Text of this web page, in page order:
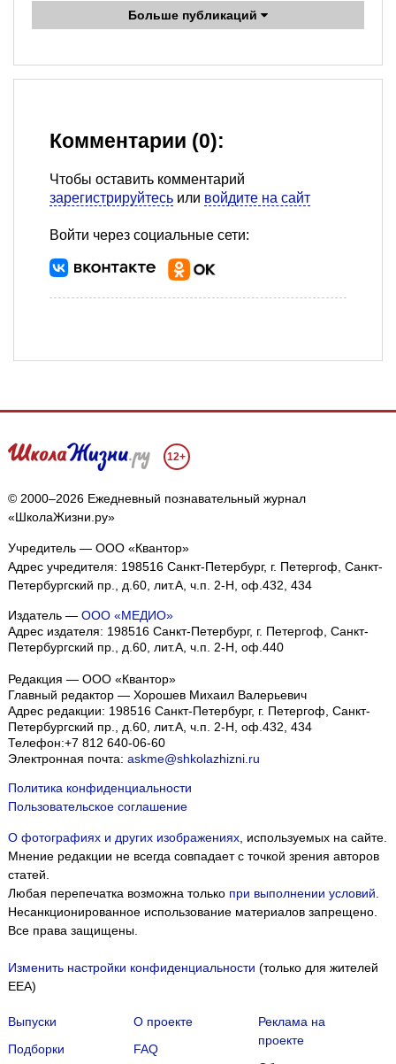
Больше публикаций
Комментарии (0):
Чтобы оставить комментарий
зарегистрируйтесь или войдите на сайт
Войти через социальные сети:
12+
© 2000–2026 Ежедневный познавательный журнал
«ШколаЖизни.ру»
Учредитель — ООО «Квантор»
Адрес учредителя: 198516 Санкт-Петербург, г. Петергоф, Санкт-
Петербургский пр., д.60, лит.А, ч.п. 2-Н, оф.432, 434
Издатель — ООО «МЕДИО»
Адрес издателя: 198516 Санкт-Петербург, г. Петергоф, Санкт-
Петербургский пр., д.60, лит.А, ч.п. 2-Н, оф.440
Редакция — ООО «Квантор»
Главный редактор — Хорошев Михаил Валерьевич
Адрес редакции: 198516 Санкт-Петербург, г. Петергоф, Санкт-
Петербургский пр., д.60, лит.А, ч.п. 2-Н, оф.432, 434
Телефон:+7 812 640-06-60
Электронная почта: askme@shkolazhizni.ru
Политика конфиденциальности
Пользовательское соглашение
О фотографиях и других изображениях, используемых на сайте.
Мнение редакции не всегда совпадает с точкой зрения авторов
статей.
Любая перепечатка возможна только при выполнении условий.
Несанкционированное использование материалов запрещено.
Все права защищены.
Изменить настройки конфиденциальности (только для жителей
EEA)
Выпуски
Подборки
О проекте
FAQ
Реклама на
проекте